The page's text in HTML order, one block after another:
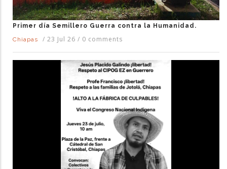
Primer día Semillero Guerra contra la Humanidad.
Chiapas
/ 23 Jul 26 / 0 comments